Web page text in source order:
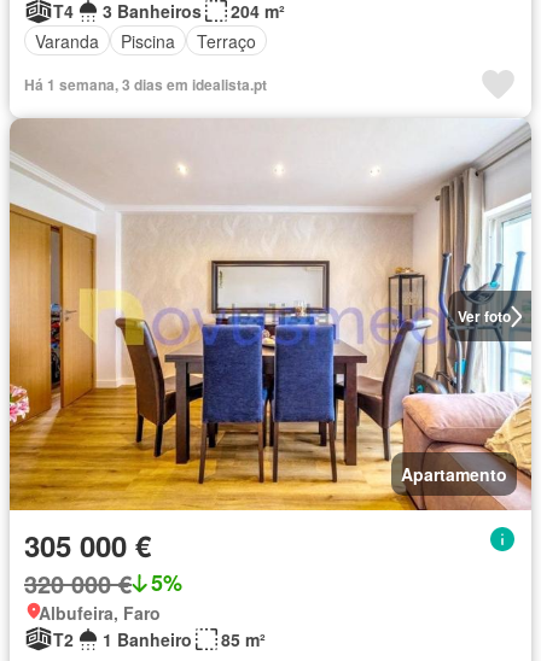
T4
3 Banheiros
204 m²
Varanda
Piscina Terraço
Há 1 semana, 3 dias em idealista.pt
Ver foto
Apartamento
305 000 €
320 000 € 5%
Albufeira, Faro
T2
1 Banheiro 85 m²